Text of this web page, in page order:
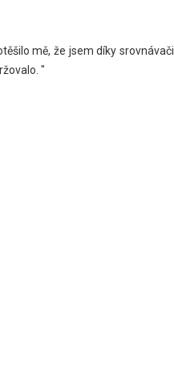
mě, že jsem díky
"